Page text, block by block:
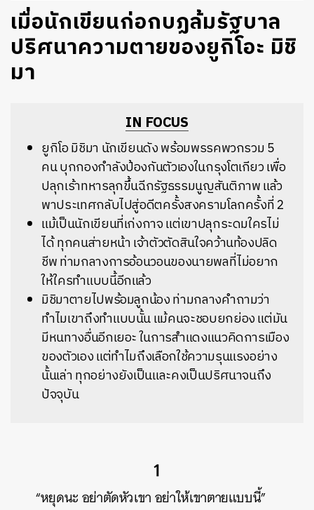
เมื่อนักเขียนก่อกบฏล้มรัฐบาล
ปริศนาความตายของยูกิโอะ มิชิ
มา
IN FOCUS
ยูกิโอ มิชิมา นักเขียนดัง พร้อมพรรคพวกรวม 5
คน บุกกองกำลังป้องกันตัวเองในกรุงโตเกียว เพื่อ
ปลุกเร้าทหารลุกขึ้นฉีกรัฐธรรมนูญสันติภาพ แล้ว
พาประเทศกลับไปสู่อดีตครั้งสงครามโลกครั้งที่ 2
แม้เป็นนักเขียนที่เก่งกาจ แต่เขาปลุกระดมใครไม่
ได้ ทุกคนส่ายหน้า เจ้าตัวตัดสินใจคว้านท้องปลิด
ชีพ ท่ามกลางการอ้อนวอนของนายพลที่ไม่อยาก
ให้ใครทำแบบนี้อีกแล้ว
มิชิมาตายไปพร้อมลูกน้อง ท่ามกลางคำถามว่า
ทำไมเขาถึงทำแบบนั้น แม้คนจะชอบยกย่อง แต่มัน
มีหนทางอื่นอีกเยอะ ในการสำแดงแนวคิดการเมือง
ของตัวเอง แต่ทำไมถึงเลือกใช้ความรุนแรงอย่าง
นั้นเล่า ทุกอย่างยังเป็นและคงเป็นปริศนาจนถึง
ปัจจุบัน
1
“หยุดนะ อย่าตัดหัวเขา อย่าให้เขาตายแบบนี้”